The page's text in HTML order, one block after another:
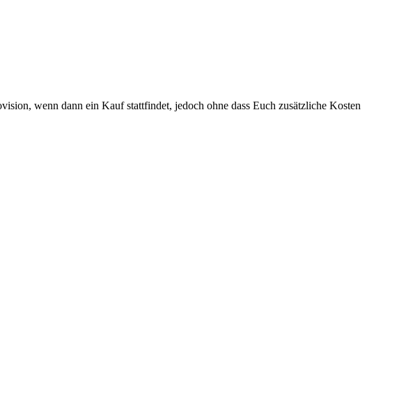
wenn dann ein Kauf stattfindet, jedoch ohne dass Euch zusätzliche Kosten